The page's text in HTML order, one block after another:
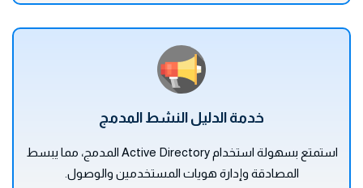
خدمة الدليل النشط المدمج
استمتع بسهولة استخدام Active Directory المدمج، مما يبسط
المصادقة وإدارة هويات المستخدمين والوصول.